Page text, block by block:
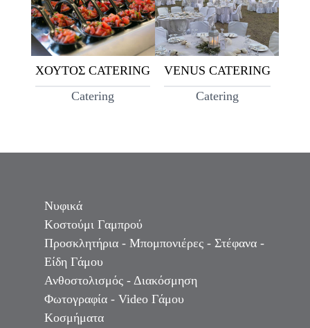
ΧΟΥΤΟΣ CATERING
Catering
VENUS CATERING
Catering
Νυφικά
Κοστούμι Γαμπρού
Προσκλητήρια - Μπομπονιέρες - Στέφανα -
Είδη Γάμου
Ανθοστολισμός - Διακόσμηση
Φωτογραφία - Video Γάμου
Κοσμήματα